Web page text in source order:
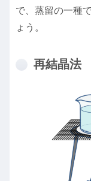
で、蒸留の一種
ょう。
再結晶法